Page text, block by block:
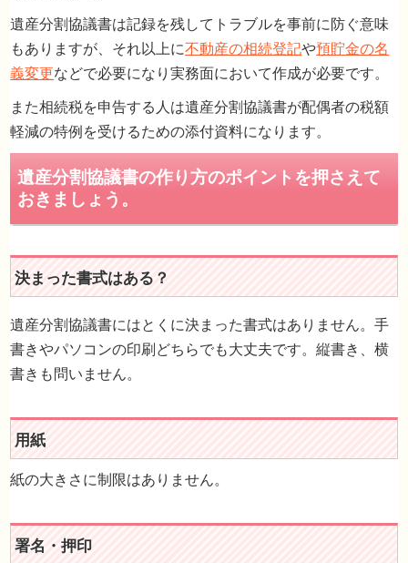
遺産分割協議書は記録を残してトラブルを事前に防ぐ意味
もありますが、それ以上に不動産の相続登記や預貯金の名
義変更などで必要になり実務面において作成が必要です。
また相続税を申告する人は遺産分割協議書が配偶者の税額
軽減の特例を受けるための添付資料になります。
遺産分割協議書の作り方のポイントを押さ
おきましょう。
遺産分割協議書にはとくに決まった書式はありません。手
書きやパソコンの印刷どちらでも大丈夫です。縦書き、横
書きも問いません。
紙の大きさに制限はありません。